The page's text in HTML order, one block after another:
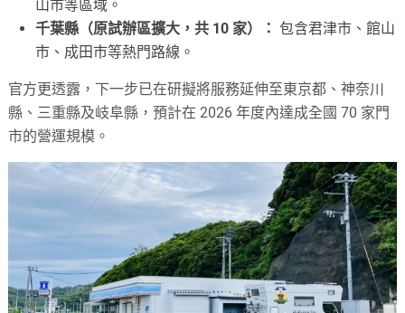
山市等區域。
千葉縣（原試辦區擴大，共 10 家）： 包含君津市、館山
市、成田市等熱門路線。
官方更透露，下一步已在研擬將服務延伸至東京都、神奈川
縣、三重縣及岐阜縣，預計在 2026 年度內達成全國 70 家門
市的營運規模。